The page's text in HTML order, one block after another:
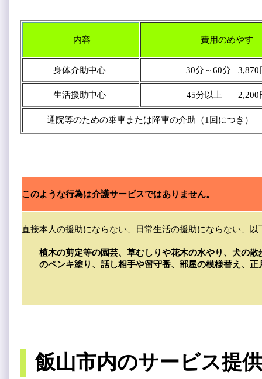
内容 費用のめやす
身体介助中心 30分～60分 3,870
生活援助中心 45分以上 2,200
通院等のための乗車または降車の介助（1回につき
このような行為は介護サービスではありません。
直接本人の援助にならない、日常生活の援助にならない、
植木の剪定等の園芸、草むしりや花木の水やり、犬の
のペンキ塗り、話し相手や留守番、部屋の模様替え、
飯山市内のサービス提